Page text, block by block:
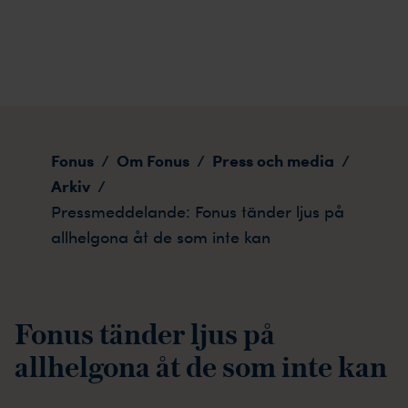
Fonus / Om Fonus / Press och media /
Arkiv /
Pressmeddelande: Fonus tänder ljus på
allhelgona åt de som inte kan
Fonus tänder ljus på
allhelgona åt de som inte kan